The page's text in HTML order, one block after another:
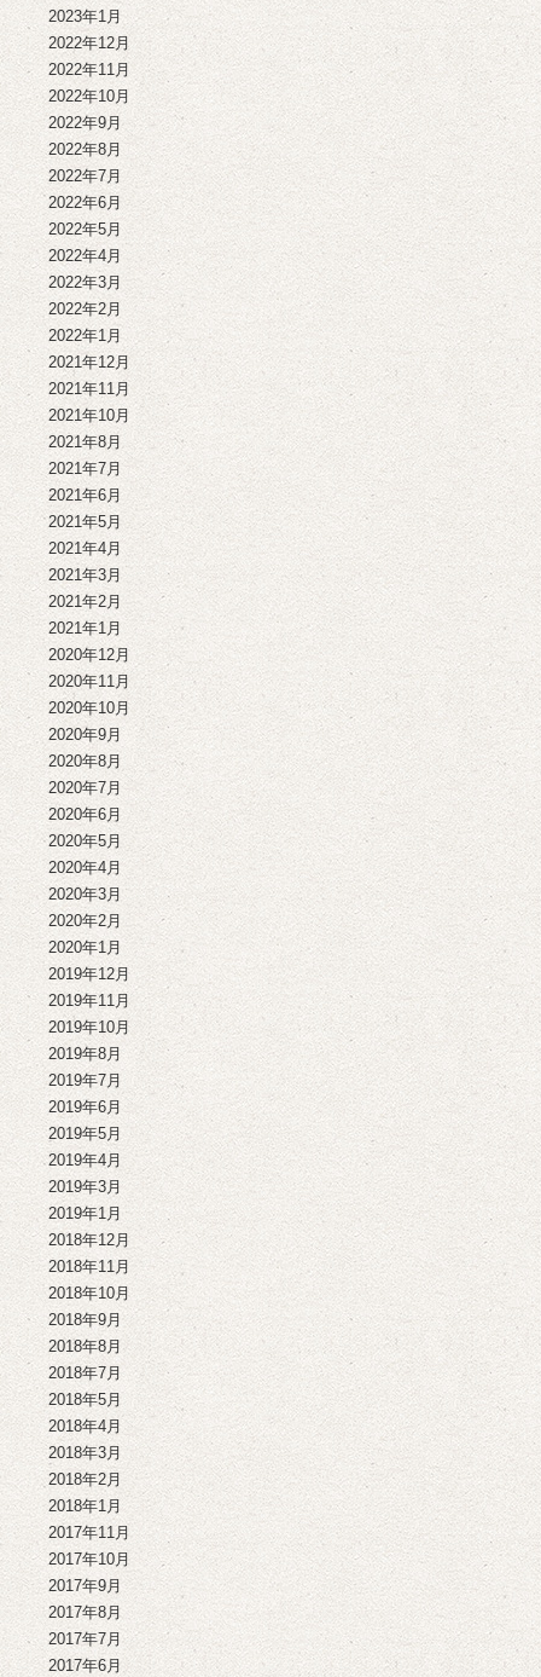
2023年1月
2022年12月
2022年11月
2022年10月
2022年9月
2022年8月
2022年7月
2022年6月
2022年5月
2022年4月
2022年3月
2022年2月
2022年1月
2021年12月
2021年11月
2021年10月
2021年8月
2021年7月
2021年6月
2021年5月
2021年4月
2021年3月
2021年2月
2021年1月
2020年12月
2020年11月
2020年10月
2020年9月
2020年8月
2020年7月
2020年6月
2020年5月
2020年4月
2020年3月
2020年2月
2020年1月
2019年12月
2019年11月
2019年10月
2019年8月
2019年7月
2019年6月
2019年5月
2019年4月
2019年3月
2019年1月
2018年12月
2018年11月
2018年10月
2018年9月
2018年8月
2018年7月
2018年5月
2018年4月
2018年3月
2018年2月
2018年1月
2017年11月
2017年10月
2017年9月
2017年8月
2017年7月
2017年6月